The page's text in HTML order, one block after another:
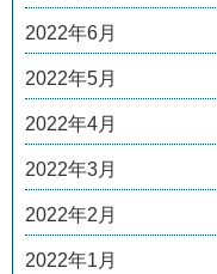
2022年6月
2022年5月
2022年4月
2022年3月
2022年2月
2022年1月